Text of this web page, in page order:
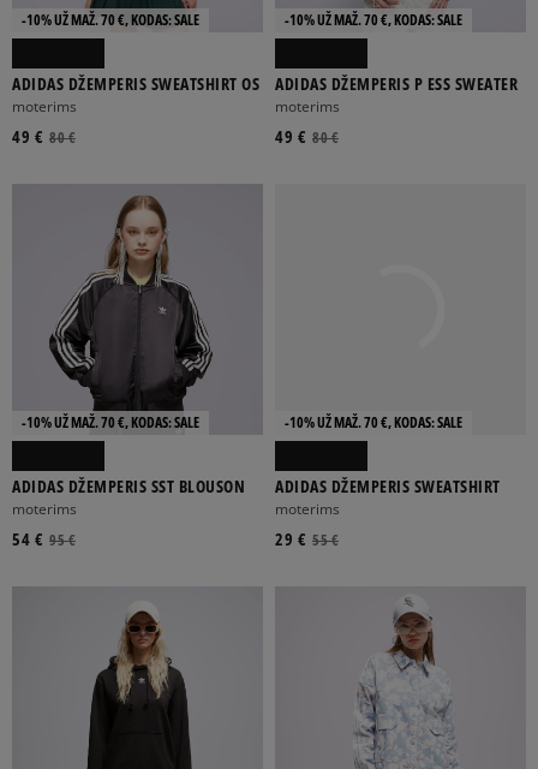
-10% UŽ MAŽ. 70 €, KODAS: SALE
ADIDAS DŽEMPERIS SWEATSHIRT OS
moterims
80 €
49 €
-10% UŽ MAŽ. 70 €, KODAS: SALE
ADIDAS DŽEMPERIS P ESS SWEATER
moterims
80 €
49 €
-10% UŽ MAŽ. 70 €, KODAS: SALE
ADIDAS DŽEMPERIS SST BLOUSON
moterims
95 €
54 €
-10% UŽ MAŽ. 70 €, KODAS: SALE
ADIDAS DŽEMPERIS SWEATSHIRT
moterims
55 €
29 €